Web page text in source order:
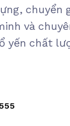
chuyển
và
yến chất